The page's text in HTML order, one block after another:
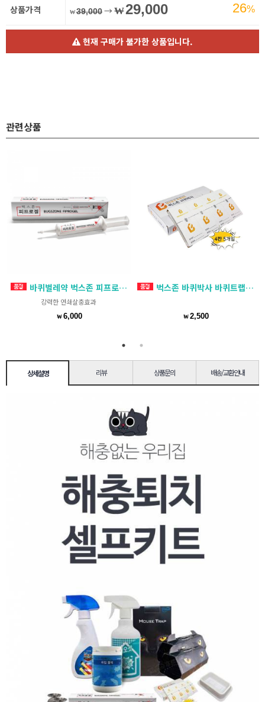
상품가격 26%
₩39,000→₩29,000
현재 구매가 불가한 상품입니다.
관련상품
바퀴벌레약 벅스존 피프로겔 35g 주사형 바퀴벌레 살충제
강력한 연쇄살충효과
₩ 6,000
벅스존 바퀴박사 바퀴트랩 끈끈이 4p 5매
₩ 2,500
상세설명 리뷰 상품문의 배송/교환안내